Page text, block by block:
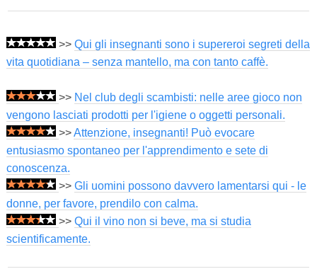
>> Qui gli insegnanti sono i supereroi segreti della
vita quotidiana – senza mantello, ma con tanto caffè.
>> Nel club degli scambisti: nelle aree gioco non
vengono lasciati prodotti per l'igiene o oggetti personali.
>>Attenzione, insegnanti! Può evocare
entusiasmo spontaneo per l'apprendimento e sete di
conoscenza.
>> Gli uomini possono davvero lamentarsi qui - le
donne, per favore, prendilo con calma.
>> Qui il vino non si beve, ma si studia
scientificamente.